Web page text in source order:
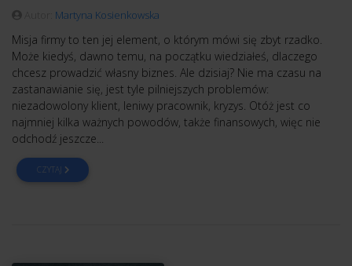
Martyna Kosienkowska
Misja firmy to ten jej element, o którym mówi się zbyt rzadko.
Może kiedyś, dawno temu, na początku wiedziałeś, dlaczego
chcesz prowadzić własny biznes. Ale dzisiaj? Nie ma czasu na
zastanawianie się, jest tyle pilniejszych problemów:
niezadowolony klient, leniwy pracownik, kryzys. Otóż jest co
najmniej kilka ważnych powodów, także finansowych, więc nie
odchodź jeszcze...
CZYTAJ